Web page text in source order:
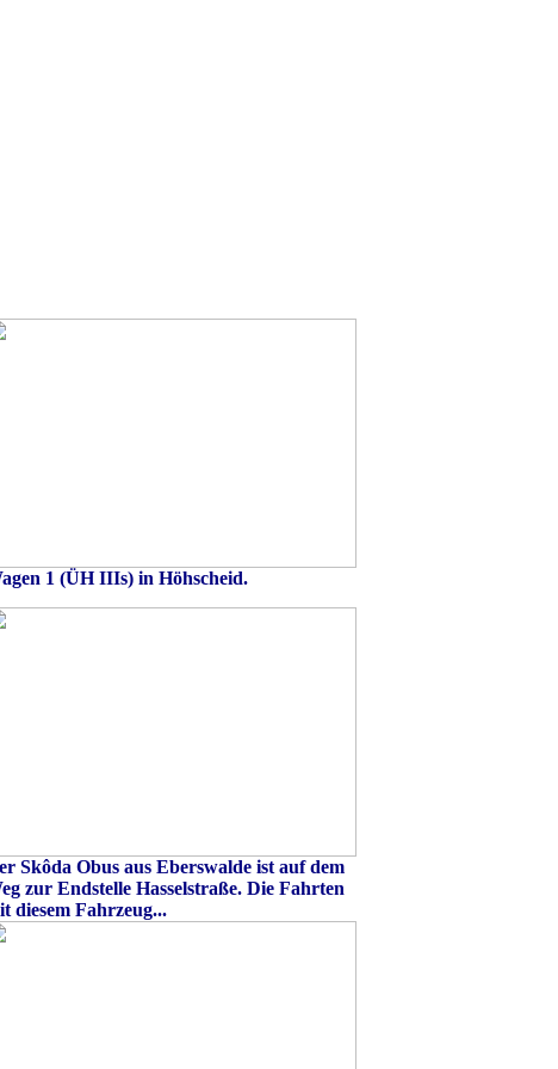
1 (ÜH IIIs) in Höhscheid.
Skôda Obus aus Eberswalde ist auf dem
zur Endstelle Hasselstraße. Die Fahrten
diesem Fahrzeug...